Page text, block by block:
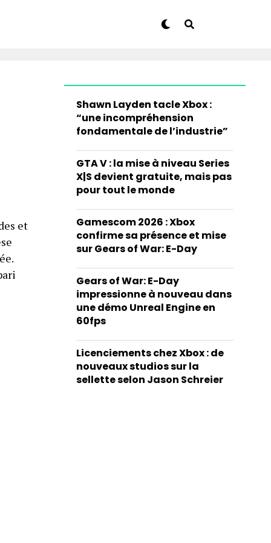
et
Shawn Layden tacle Xbox :
“une incompréhension
fondamentale de l’industrie”
GTA V : la mise à niveau Series
X|S devient gratuite, mais pas
pour tout le monde
Gamescom 2026 : Xbox
confirme sa présence et mise
sur Gears of War: E-Day
Gears of War: E-Day
impressionne à nouveau dans
une démo Unreal Engine en
60fps
Licenciements chez Xbox : de
nouveaux studios sur la
sellette selon Jason Schreier